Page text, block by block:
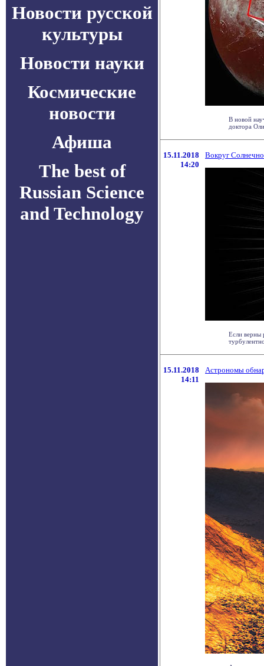
Новости русской
культуры
Новости науки
Космические
новости
Афиша
The best of
Russian Science
and Technology
В новой
доктора
15.11.2018
14:20
Вокруг
Если верны
15.11.2018
14:11
Астрономы